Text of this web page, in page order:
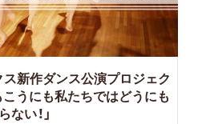
新作ダンス公演プロジェク
こうにも私たちではどうにも
ない！」